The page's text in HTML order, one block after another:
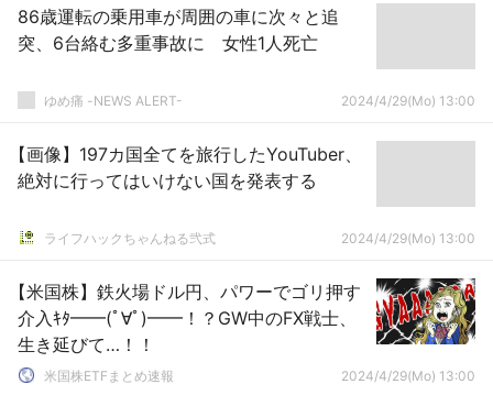
86歳運転の乗用車が周囲の車に次々と追
突、6台絡む多重事故に 女性1人死亡
ゆめ痛 -NEWS ALERT- 2024/4/29(Mo) 13:00
【画像】197カ国全てを旅行したYouTuber、
絶対に行ってはいけない国を発表する
ライフハックちゃんねる弐式 2024/4/29(Mo) 13:00
【米国株】鉄火場ドル円、パワーでゴリ押す
介入ｷﾀ━━(ﾟ∀ﾟ)━━！？GW中のFX戦士、
生き延びて…！！
米国株ETFまとめ速報 2024/4/29(Mo) 13:00